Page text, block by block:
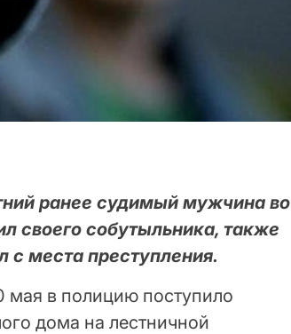
ранее судимый мужчина во
своего собутыльника, также
с места преступления.
мая в полицию поступило
дома на лестничной